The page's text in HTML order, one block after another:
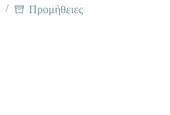
Προμήθειες